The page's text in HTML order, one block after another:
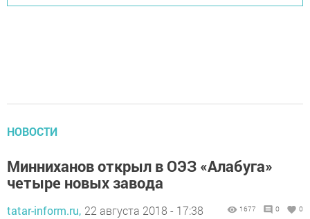
НОВОСТИ
Минниханов открыл в ОЭЗ «Алабуга»
четыре новых завода
tatar-inform.ru, 22 августа 2018 - 17:38 1677 0 0